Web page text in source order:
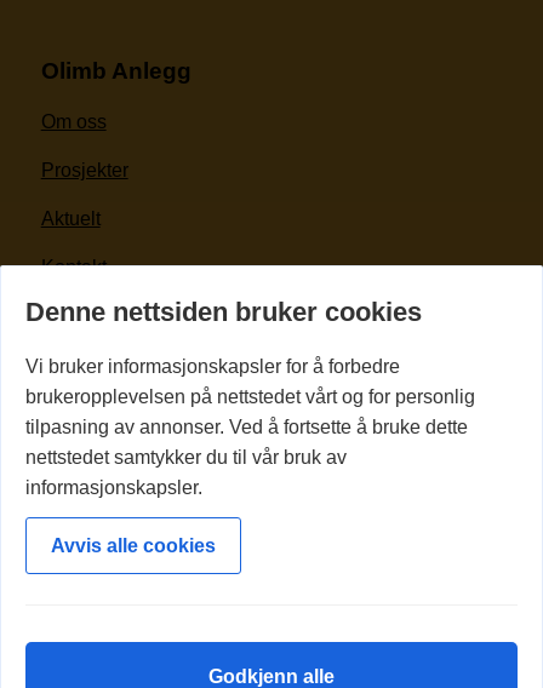
Kontakt oss
(+47) 69 28 10 00
post@olimb-anlegg.no
Sarpsborgveien 115, 1640 Råde
Olimb Anlegg
Om oss
Prosjekter
Aktuelt
Kontakt
For kunder og leverandører
Denne nettsiden bruker cookies
Vi bruker informasjonskapsler for å forbedre
brukeropplevelsen på nettstedet vårt og for personlig
tilpasning av annonser. Ved å fortsette å bruke dette
nettstedet samtykker du til vår bruk av
informasjonskapsler.
Avvis alle cookies
Godkjenn alle